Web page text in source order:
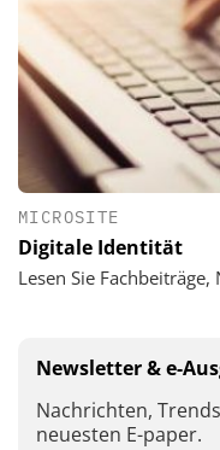
MICROSITE
Digitale Identität
Lesen Sie
Newsletter & e-
Nachrichten,
neuesten E-paper.